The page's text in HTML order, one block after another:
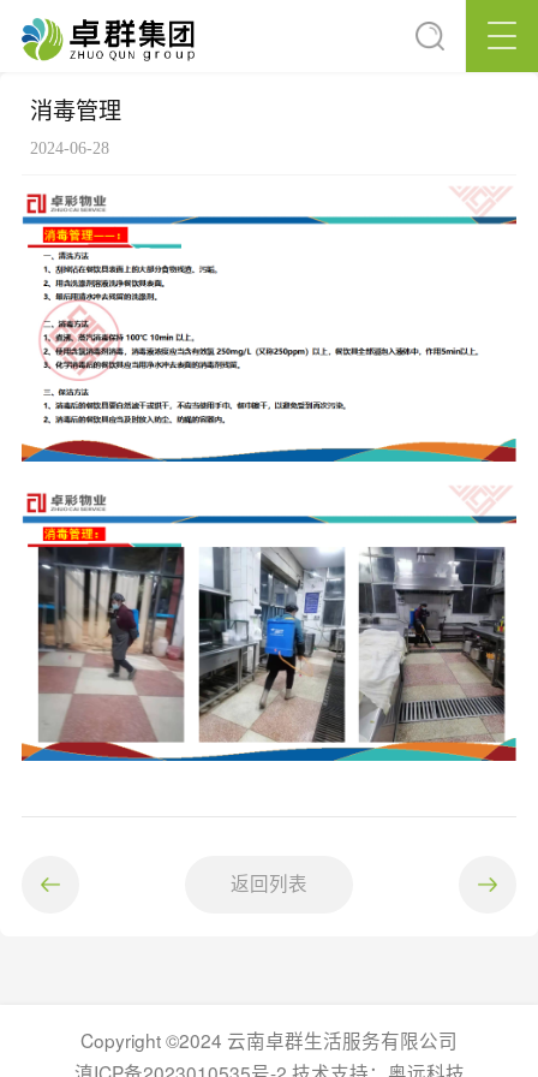
消毒管理
2024-06-28
返回列表
Copyright ©2024 云南卓群生活服务有限公司
滇ICP备2023010535号-2 技术支持： 奥远科技